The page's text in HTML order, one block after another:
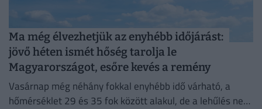
Ma még élvezhetjük az enyhébb időjárást:
jövő héten ismét hőség tarolja le
Magyarországot, esőre kevés a remény
Vasárnap még néhány fokkal enyhébb idő várható, a
hőmérséklet 29 és 35 fok között alakul, de a lehűlés nem